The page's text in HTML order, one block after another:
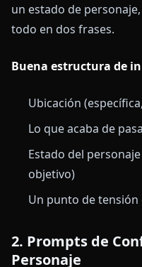
un estado de
todo en dos frases.
Buena estructura de
Ubicación
Lo que acaba de
Estado del
objetivo)
Un punto de
2. Prompts de
Personaje